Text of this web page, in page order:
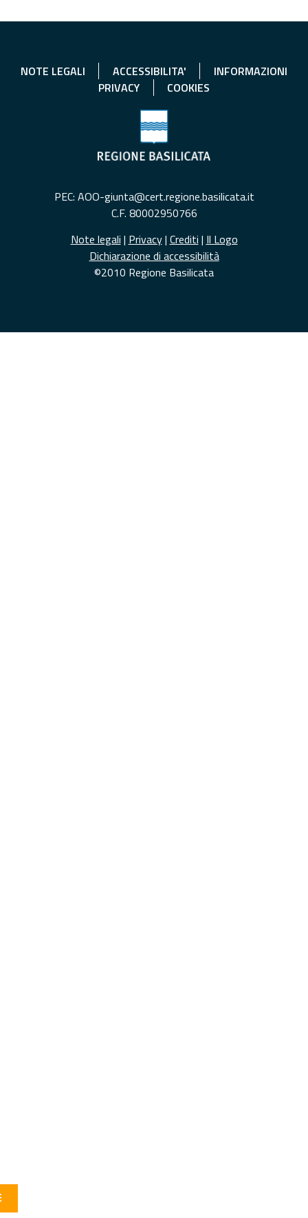
NOTE LEGALI ACCESSIBILITA'
INFORMAZIONI
PRIVACY
COOKIES
PEC: AOO-giunta@cert.regione.basilicata.it
C.F. 80002950766
Note legali | Privacy| Crediti | Il Logo
Dichiarazione di accessibilità
©2010 Regione Basilicata